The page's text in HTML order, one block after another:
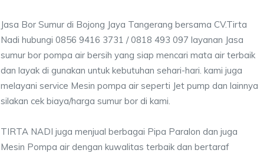
Jasa Bor Sumur di Bojong Jaya Tangerang bersama CV.Tirta
Nadi hubungi 0856 9416 3731 / 0818 493 097 layanan Jasa
sumur bor pompa air bersih yang siap mencari mata air terbaik
dan layak di gunakan untuk kebutuhan sehari-hari. kami juga
melayani service Mesin pompa air seperti Jet pump dan lainnya
silakan cek biaya/harga sumur bor di kami.
TIRTA NADI juga menjual berbagai Pipa Paralon dan juga
Mesin Pompa air dengan kuwalitas terbaik dan bertaraf